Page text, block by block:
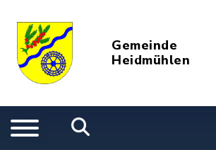
Gemeinde
Heidmühlen